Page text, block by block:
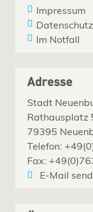
Impressum
Datenschutz
Im Notfall
Adresse
Stadt
Rathausplatz
79395
Telefon:
Fax:
E-Mail